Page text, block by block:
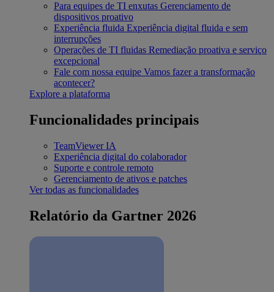
Para equipes de TI enxutas Gerenciamento de
dispositivos proativo
Experiência fluida Experiência digital fluida e sem
interrupções
Operações de TI fluidas Remediação proativa e serviço
excepcional
Fale com nossa equipe Vamos fazer a transformação
acontecer?
Explore a plataforma
Funcionalidades principais
TeamViewer IA
Experiência digital do colaborador
Suporte e controle remoto
Gerenciamento de ativos e patches
Ver todas as funcionalidades
Relatório da Gartner 2026